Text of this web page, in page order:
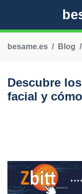
besame.es Blog
Descubre
facial y